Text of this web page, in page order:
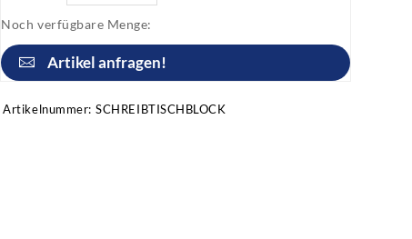
Noch verfügbare Menge:
Artikel anfragen!
Artikelnummer: SCHREIBTISCHBLOCK